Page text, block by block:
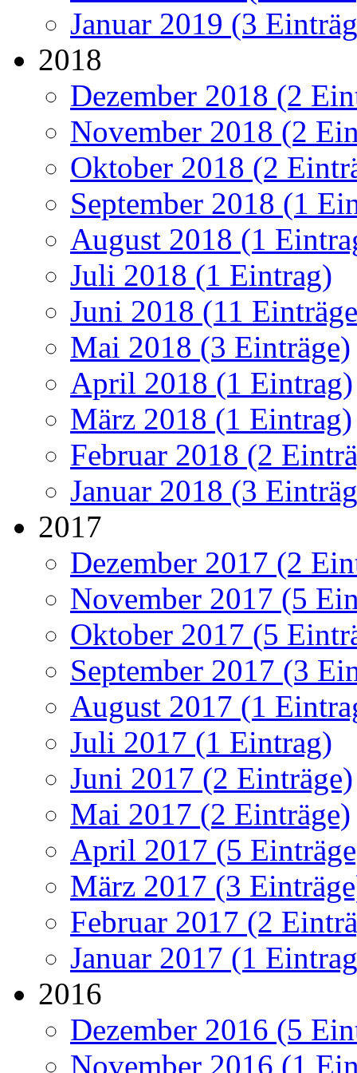
Januar 2019 (3
2018
Dezember 2018 (2
November 2018 (2
Oktober 2018 (2
September 2018 (1
August 2018 (1
Juli 2018 (1 Eintrag)
Juni 2018 (11
Mai 2018 (3 Einträge)
April 2018 (1 Eintrag)
März 2018 (1 Eintrag)
Februar 2018 (2
Januar 2018 (3
2017
Dezember 2017 (2
November 2017 (5
Oktober 2017 (5
September 2017 (3
August 2017 (1
Juli 2017 (1 Eintrag)
Juni 2017 (2 Einträge)
Mai 2017 (2 Einträge)
April 2017 (5
März 2017 (3
Februar 2017 (2
Januar 2017 (1
2016
Dezember 2016 (5
November 2016 (1